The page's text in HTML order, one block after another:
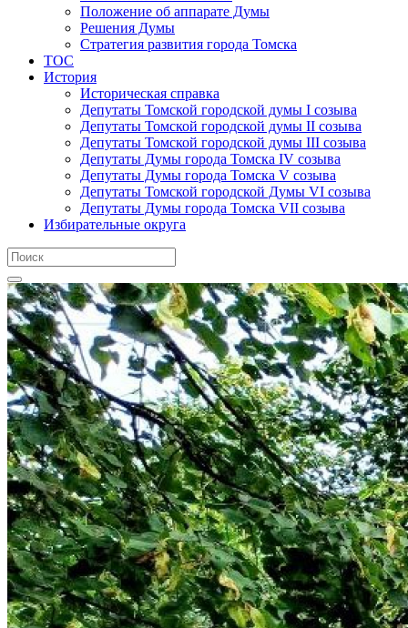
Положение об аппарате Думы
Решения Думы
Стратегия развития города Томска
ТОС
История
Историческая справка
Депутаты Томской городской думы I созыва
Депутаты Томской городской думы II созыва
Депутаты Томской городской думы III созыва
Депутаты Думы города Томска IV созыва
Депутаты Думы города Томска V созыва
Депутаты Томской городской Думы VI созыва
Депутаты Думы города Томска VII созыва
Избирательные округа